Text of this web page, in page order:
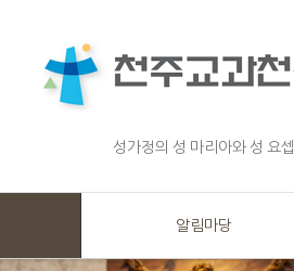
성가정의 성 마리아와 성 요셉
알림마당